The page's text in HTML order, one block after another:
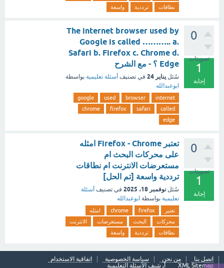
نطاقات
ترددية واسعة
0
تصويتات
1
إجابة
The internet browser used by
Google is called ……….. a.
Safari b. Firefox c. Chrome d.
Edge ؟ - مع الشرح
سُئل يناير 24 في تصنيف أسئلة تعليمية بواسطة
ابوعبدالله
internet
browser
used
google
called
safari
firefox
chrome
edge
0
تصويتات
1
إجابة
تعتبر Firefox - Chrome امثله
على محركات البحث ام
مستعرضات الانترنت ام نطاقات
ترددية واسعة [تم الحل]
سُئل نوفمبر 18، 2025 في تصنيف أسئلة
تعليمية بواسطة ابوعبدالله
تعتبر firefox
chrome
امثله
محركات
البحث مستعرضات
الانترنت
نطاقات
ترددية واسعة
اتصل بنا من نحن سياسة الخصوصية
اتفاقية الاستخدام
XML Sitemap
أرشيف الأسئلة التعليمية